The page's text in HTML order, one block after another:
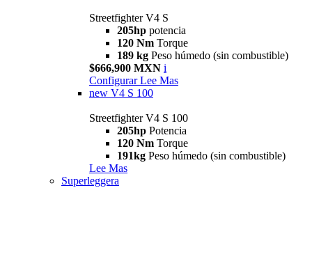
Streetfighter V4 S
205hp potencia
120 Nm Torque
189 kg Peso húmedo (sin combustible)
$666,900 MXN i
Configurar Lee Mas
new V4 S 100
Streetfighter V4 S 100
205hp Potencia
120 Nm Torque
191kg Peso húmedo (sin combustible)
Lee Mas
Superleggera